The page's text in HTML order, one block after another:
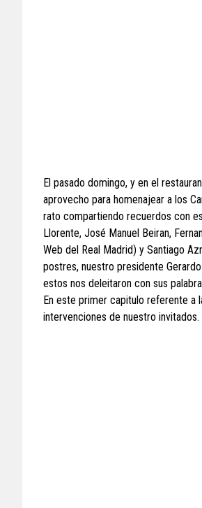
El pasado domingo, y en el
aprovecho para homenajear a los
rato compartiendo recuerdos con
Llorente, José Manuel Beiran,
Web del Real Madrid) y Santiago
postres, nuestro presidente
estos nos deleitaron con sus
En este primer capitulo referente a
intervenciones de nuestro invitados.